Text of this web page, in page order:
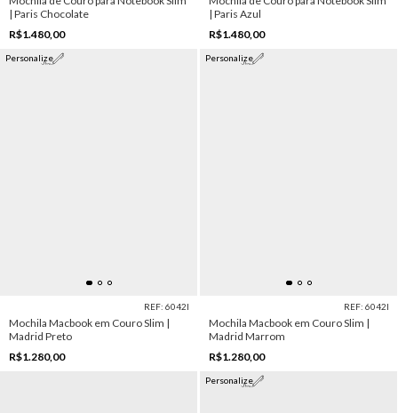
| Paris Chocolate
R$1.480,00
| Paris Azul
R$1.480,00
Personalize
REF: 6042I
Mochila Macbook em Couro Slim |
Madrid Preto
R$1.280,00
Personalize
REF: 6042I
Mochila Macbook em Couro Slim |
Madrid Marrom
R$1.280,00
Personalize